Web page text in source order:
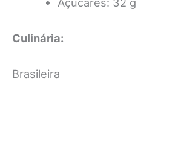
Culinária:
Brasileira